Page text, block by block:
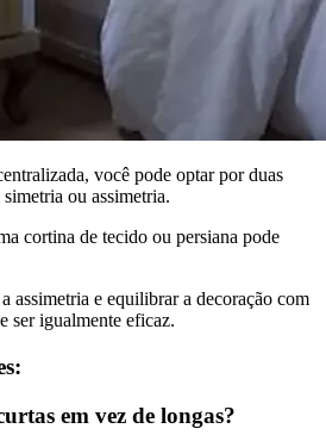
você pode optar por duas
ou assimetria.
cortina de tecido ou persiana pode
assimetria e equilibrar a decoração com
ser igualmente eficaz.
em vez de longas?